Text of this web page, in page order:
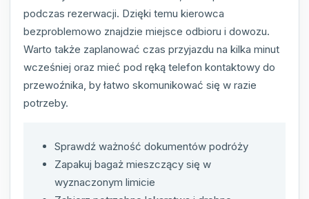
podczas rezerwacji. Dzięki temu kierowca
bezproblemowo znajdzie miejsce odbioru i dowozu.
Warto także zaplanować czas przyjazdu na kilka minut
wcześniej oraz mieć pod ręką telefon kontaktowy do
przewoźnika, by łatwo skomunikować się w razie
potrzeby.
Sprawdź ważność dokumentów podróży
Zapakuj bagaż mieszczący się w
wyznaczonym limicie